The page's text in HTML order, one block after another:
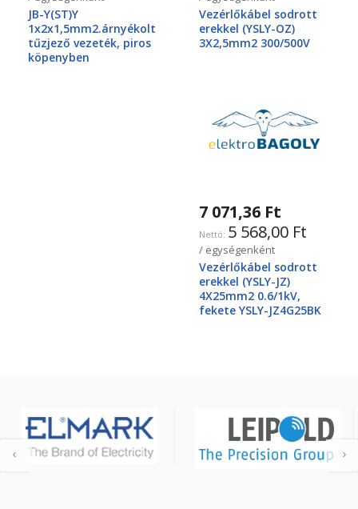
JB-Y(ST)Y
1x2x1,5mm2.árnyékolt
tűzjező vezeték, piros
köpenyben
Vezérlőkábel sodrott
erekkel (YSLY-OZ)
3X2,5mm2 300/500V
7 071,36 Ft
5 568,00 Ft
/ egységenként
Vezérlőkábel sodrott
erekkel (YSLY-JZ)
4X25mm2 0.6/1kV,
fekete YSLY-JZ4G25BK